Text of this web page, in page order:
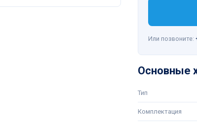
Или позвоните:
Основные
Тип
Комплектация